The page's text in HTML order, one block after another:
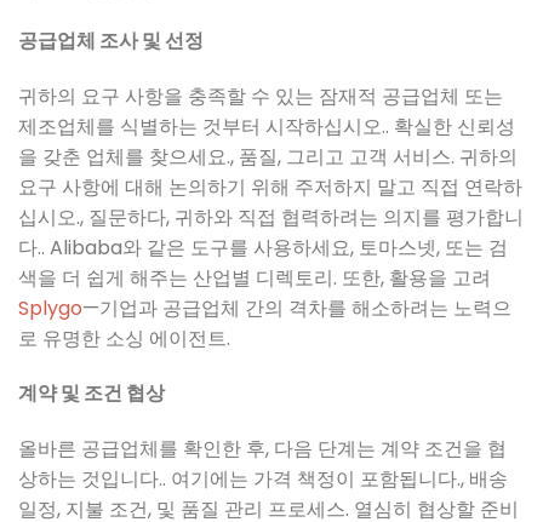
공급업체 조사 및 선정
귀하의 요구 사항을 충족할 수 있는 잠재적 공급업체 또는
제조업체를 식별하는 것부터 시작하십시오.. 확실한 신뢰성
을 갖춘 업체를 찾으세요., 품질, 그리고 고객 서비스. 귀하의
요구 사항에 대해 논의하기 위해 주저하지 말고 직접 연락하
십시오., 질문하다, 귀하와 직접 협력하려는 의지를 평가합니
다.. Alibaba와 같은 도구를 사용하세요, 토마스넷, 또는 검
색을 더 쉽게 해주는 산업별 디렉토리. 또한, 활용을 고려
Splygo—기업과 공급업체 간의 격차를 해소하려는 노력으
로 유명한 소싱 에이전트.
계약 및 조건 협상
올바른 공급업체를 확인한 후, 다음 단계는 계약 조건을 협
상하는 것입니다.. 여기에는 가격 책정이 포함됩니다., 배송
일정, 지불 조건, 및 품질 관리 프로세스. 열심히 협상할 준비